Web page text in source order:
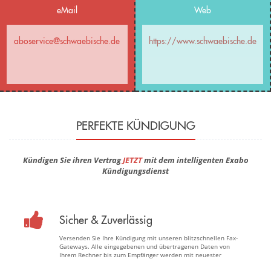
eMail
aboservice@schwaebische.de
Web
https://www.schwaebische.de
PERFEKTE KÜNDIGUNG
Kündigen Sie ihren VertragJETZTmit dem intelligenten Exabo
Kündigungsdienst
Sicher & Zuverlässig
Versenden Sie Ihre Kündigung mit unseren blitzschnellen Fax-
Gateways. Alle eingegebenen und übertragenen Daten von
Ihrem Rechner bis zum Empfänger werden mit neuester